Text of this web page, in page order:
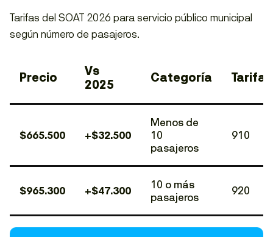
Tarifas del SOAT 2026 para servicio público municipal
según número de pasajeros.
Precio
Vs
2025
Categoría Tarifa
$665.500 +$32.500
Menos de
10
pasajeros
910
$965.300 +$47.300
10 o más
pasajeros
920